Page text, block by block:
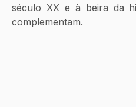
século XX e à beira da
complementam.